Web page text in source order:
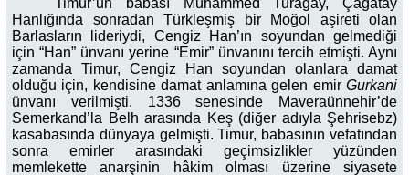
Hanlığında sonradan Türkleşmiş bir Moğol aşireti olan
Barlasların lideriydi, Cengiz Han’ın soyundan gelmediği
için “Han” ünvanı yerine “Emir” ünvanını tercih etmişti. Aynı
zamanda Timur, Cengiz Han soyundan olanlara damat
olduğu için, kendisine damat anlamına gelen emir Gurkani
ünvanı verilmişti. 1336 senesinde Maveraünnehir’de
Semerkand’la Belh arasında Keş (diğer adıyla Şehrisebz)
kasabasında dünyaya gelmişti. Timur, babasının vefatından
sonra emirler arasındaki geçimsizlikler yüzünden
memlekette anarşinin hâkim olması üzerine siyasete